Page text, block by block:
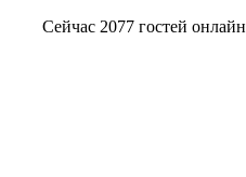
Сейчас 2077 гостей онлайн